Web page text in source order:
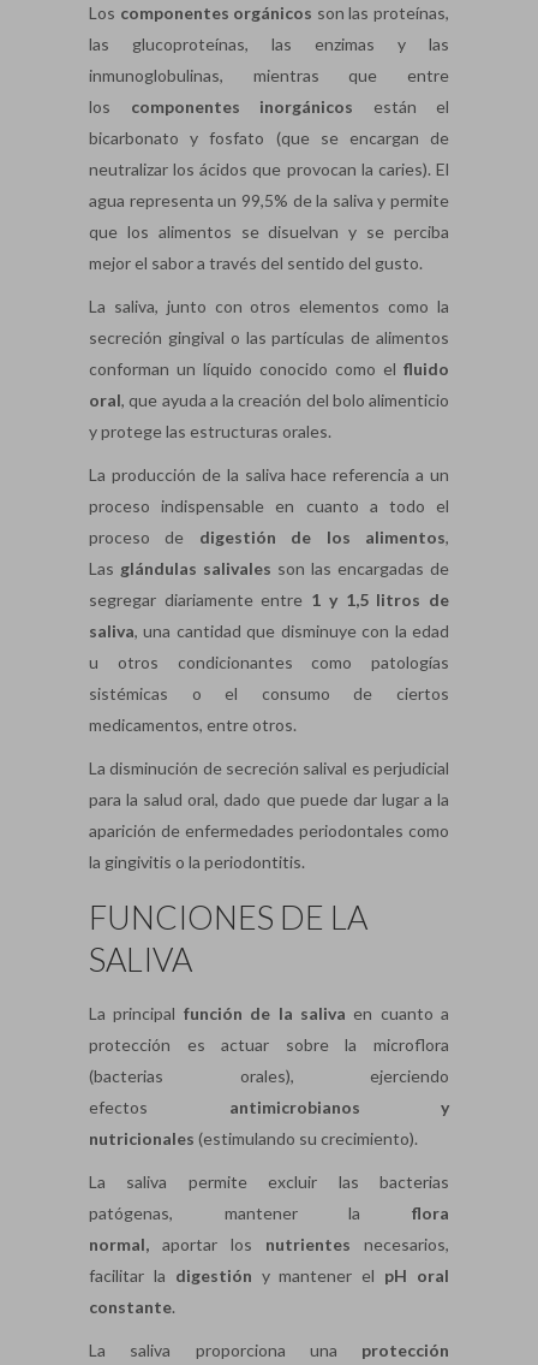
Los componentes orgánicos son las proteínas,
las glucoproteínas, las enzimas y las
inmunoglobulinas, mientras que entre
los componentes inorgánicos están el
bicarbonato y fosfato (que se encargan de
neutralizar los ácidos que provocan la caries). El
agua representa un 99,5% de la saliva y permite
que los alimentos se disuelvan y se perciba
mejor el sabor a través del sentido del gusto.
La saliva, junto con otros elementos como la
secreción gingival o las partículas de alimentos
conforman un líquido conocido como el fluido
oral, que ayuda a la creación del bolo alimenticio
y protege las estructuras orales.
La producción de la saliva hace referencia a un
proceso indispensable en cuanto a todo el
proceso de digestión de los alimentos,
Las glándulas salivales son las encargadas de
segregar diariamente entre 1 y 1,5 litros de
saliva, una cantidad que disminuye con la edad
u otros condicionantes como patologías
sistémicas o el consumo de ciertos
medicamentos, entre otros.
La disminución de secreción salival es perjudicial
para la salud oral, dado que puede dar lugar a la
aparición de enfermedades periodontales como
la gingivitis o la periodontitis.
FUNCIONES DE LA
SALIVA
La principal función de la saliva en cuanto a
protección es actuar sobre la microflora
(bacterias orales), ejerciendo
efectos antimicrobianos y
nutricionales (estimulando su crecimiento).
La saliva permite excluir las bacterias
patógenas, mantener la flora
normal, aportar los nutrientes necesarios,
facilitar la digestión y mantener el pH oral
constante.
La saliva proporciona una protección